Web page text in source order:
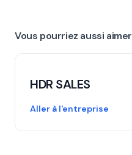
Vous pourriez aussi aimer
HDR SALES
Aller à l'entreprise